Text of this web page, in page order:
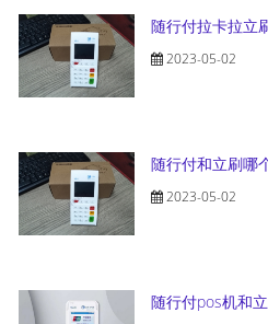
随行付拉卡拉立
2023-05-02
随行付和立刷哪
2023-05-02
随行付pos机和